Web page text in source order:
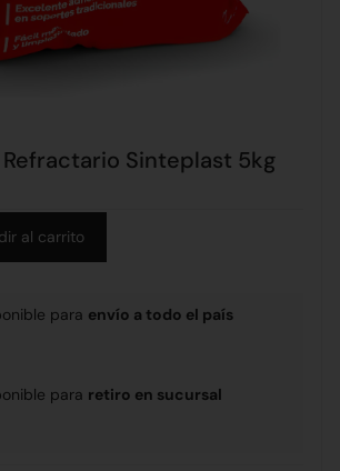
Sinteplast 5kg
al carrito
para envío a todo el país
para retiro en sucursal